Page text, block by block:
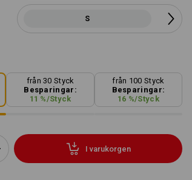
S
från 30 Styck
Besparingar:
11 %/Styck
från 100 Styck
Besparingar:
16 %/Styck
I varukorgen